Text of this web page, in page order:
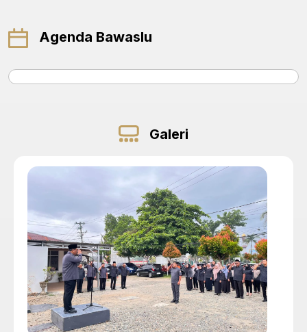
Agenda Bawaslu
Galeri